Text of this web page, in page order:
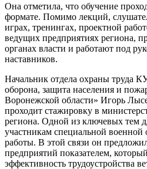
Она отметила, что обучение
формате. Помимо лекций,
играх, тренингах, проектной
ведущих предприятиях региона,
органах власти и работают под
наставников.
Начальник отдела охраны труда
оборона, защита населения и
Воронежской области» Игорь
проходит стажировку в
региона. Одной из ключевых тем
участникам специальной
работы. В этой связи он
предприятий показателем,
эффективность трудоустройства